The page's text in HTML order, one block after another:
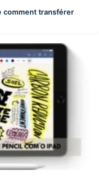
comment transférer